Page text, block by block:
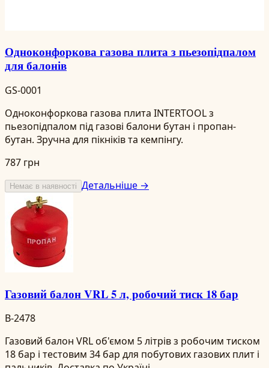
Одноконфоркова газова плита з пьезопідпалом
для балонів
GS-0001
Одноконфоркова газова плита INTERTOOL з
пьезопідпалом під газові балони бутан і пропан-
бутан. Зручна для пікніків та кемпінгу.
787 грн
Немає в наявності Детальніше →
Газовий балон VRL 5 л, робочий тиск 18 бар
B-2478
Газовий балон VRL об'ємом 5 літрів з робочим тиском
18 бар і тестовим 34 бар для побутових газових плит і